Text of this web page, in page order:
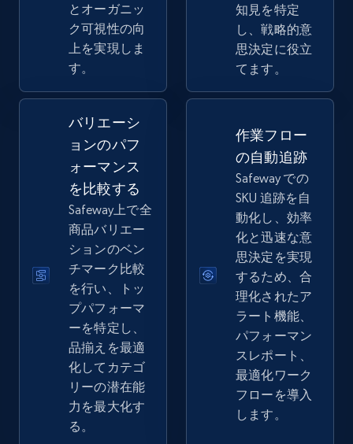
eBay - Collect products from shops on eBay
URL, Product id, Title, Seller name, Seller rating,
Seller reviews, Breadcrumbs, Root category, and
2.5K+ 358+
eBay - Collect records by category
URL, Product id, Title, Seller name, Seller rating,
Seller reviews, Breadcrumbs, Root category, and
2.5K+ 今すぐ始める
Google Shopping
URL, Product id, Title, Product description,
Rating, Reviews count, Images, Variations, and
とオーガニッ
ク可視性の向
上を実現しま
す。
知見を特定
し、戦略的意
思決定に役立
てます。
バリエーシ
ョンのパフ
ォーマンス
を比較する
Safeway上で全
商品バリエー
ションのベン
チマーク比較
を行い、トッ
プパフォーマ
ーを特定し、
品揃えを最適
化してカテゴ
リーの潜在能
力を最大化す
る。
作業フロー
の自動追跡
Safeway での
SKU 追跡を自
動化し、効率
化と迅速な意
思決定を実現
するため、合
理化されたア
ラート機能、
パフォーマン
スレポート、
最適化ワーク
フローを導入
します。